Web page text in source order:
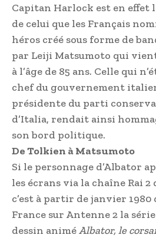
Capitan Harlock est en effet
de celui que les Français
héros créé sous forme de
par Leiji Matsumoto qui
à l’âge de 85 ans. Celle qui
chef du gouvernement
présidente du parti
d’Italia, rendait ainsi
son bord politique.
De Tolkien à Matsumoto
Si le personnage d’Albator
les écrans via la chaîne Rai 2
c’est à partir de janvier 1980
France sur Antenne 2 la
dessin animéAlbator, le